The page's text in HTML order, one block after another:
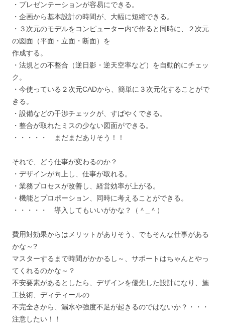
・プレゼンテーションが容易にできる。
・企画から基本設計の時間が、大幅に短縮できる。
・３次元のモデルをコンピューター内で作ると同時に、２次元
の図面（平面・立面・断面）を
作成する。
・法規との不整合（逆日影・逆天空率など）を自動的にチェッ
ク。
・今使っている２次元CADから、簡単に３次元化することがで
きる。
・設備などの干渉チェックが、すばやくできる。
・整合が取れたミスの少ない図面ができる。
・・・・・ まだまだありそう！！
それで、どう仕事が変わるのか？
・デザインが向上し、仕事が取れる。
・業務プロセスが改善し、経営効率が上がる。
・機能とプロポーション、同時に考えることができる。
・・・・・ 導入してもいいがかな？（＾_＾）
費用対効果からはメリットがありそう、でもそんな仕事がある
かな～?
マスターするまで時間がかかるし～、サポートはちゃんとやっ
てくれるのかな～？
不安要素があるとしたら、デザインを優先した設計になり、施
工技術、ディティールの
不完全さから、漏水や強度不足が起きるのではないか？・・・
注意したい！！